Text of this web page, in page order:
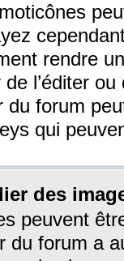
rendre
l’éditer
du forum
qui
des
peuvent
du forum a